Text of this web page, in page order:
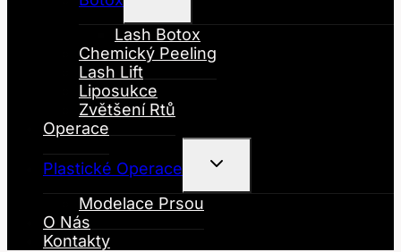
Menu
Lash Botox
Chemický Peeling
Lash Lift
Liposukce
Zvětšení Rtů
Operace
Plastické Operace
Toggle
Menu
Modelace Prsou
O Nás
Kontakty